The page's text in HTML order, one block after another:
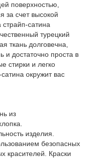
поверхностью,
за счет высокой
страйп-сатина
турецкий
ткань долговечна,
и достаточно проста в
стирки и легко
окружит вас
из
изделия.
безопасных
красителей. Краски